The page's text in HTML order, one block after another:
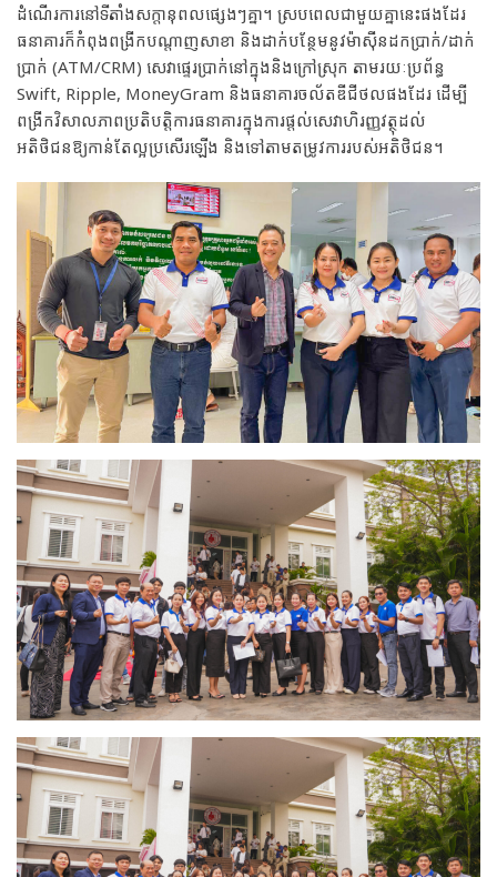
ដំណើរការនៅទីតាំងសក្តានុពលផ្សេងៗគ្នា។ ស្របពេលជាមួយគ្នានេះផងដែរ
ធនាគារក៏កំពុងពង្រីកបណ្តាញសាខា និងដាក់បន្ថែមនូវម៉ាស៊ីនដកប្រាក់/ដាក់
ប្រាក់ (ATM/CRM) សេវាផ្ទេរប្រាក់នៅក្នុងនិងក្រៅស្រុក តាមរយៈប្រព័ន្ធ
Swift, Ripple, MoneyGram និងធនាគារចល័តឌីជីថលផងដែរ ដើម្បី
ពង្រីកវិសាលភាពប្រតិបត្តិការធនាគារក្នុងការផ្តល់សេវាហិរញ្ញវត្ថុដល់
អតិថិជនឱ្យកាន់​តែល្អប្រសើរឡើង និងទៅតាមតម្រូវការរបស់អតិថិជន។